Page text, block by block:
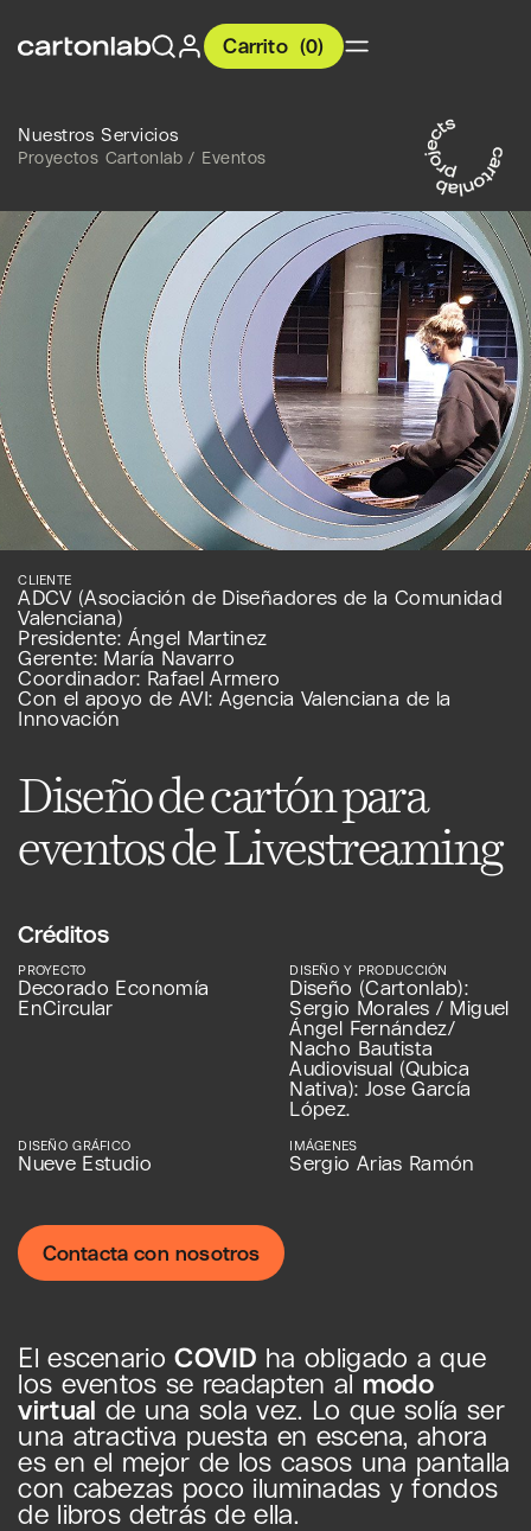
Carrito (0)
Nuestros Servicios
Proyectos Cartonlab / Eventos
CLIENTE
ADCV (Asociación de Diseñadores de la Comunidad
Valenciana)
Presidente: Ángel Martinez
Gerente: María Navarro
Coordinador: Rafael Armero
Con el apoyo de AVI: Agencia Valenciana de la
Innovación
Diseño de cartón para
eventos de Livestreaming
Créditos
PROYECTO
Decorado Economía
EnCircular
DISEÑO Y PRODUCCIÓN
Diseño (Cartonlab):
Sergio Morales / Miguel
Ángel Fernández/
Nacho Bautista
Audiovisual (Qubica
Nativa): Jose García
López.
DISEÑO GRÁFICO
Nueve Estudio
IMÁGENES
Sergio Arias Ramón
Contacta con nosotros
El escenarioCOVID ha obligado a que
los eventos se readapten al modo
virtual de una sola vez. Lo que solía ser
una atractiva puesta en escena, ahora
es en el mejor de los casos una pantalla
con cabezas poco iluminadas y fondos
de libros detrás de ella.